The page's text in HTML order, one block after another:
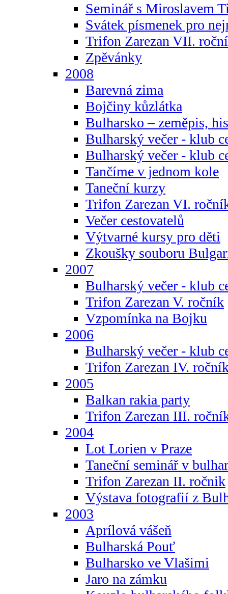
Seminář s Miroslavem
Svátek písmenek pro
Trifon Zarezan VII.
Zpěvánky
2008
Barevná zima
Bojčiny kůzlátka
Bulharsko – zeměpis,
Bulharský večer - klub
Bulharský večer - klub
Tančíme v jednom kole
Taneční kurzy
Trifon Zarezan VI.
Večer cestovatelů
Výtvarné kursy pro děti
Zkoušky souboru
2007
Bulharský večer - klub
Trifon Zarezan V. ročník
Vzpomínka na Bojku
2006
Bulharský večer - klub
Trifon Zarezan IV.
2005
Balkan rakia party
Trifon Zarezan III.
2004
Lot Lorien v Praze
Taneční seminář v
Trifon Zarezan II. ročnik
Výstava fotografií z
2003
Aprílová vášeň
Bulharská Pouť
Bulharsko ve Vlašimi
Jaro na zámku